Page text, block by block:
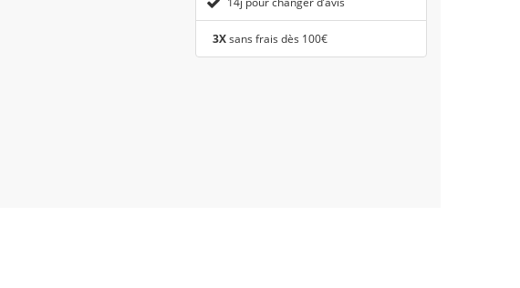
3Xsans frais dès 100€